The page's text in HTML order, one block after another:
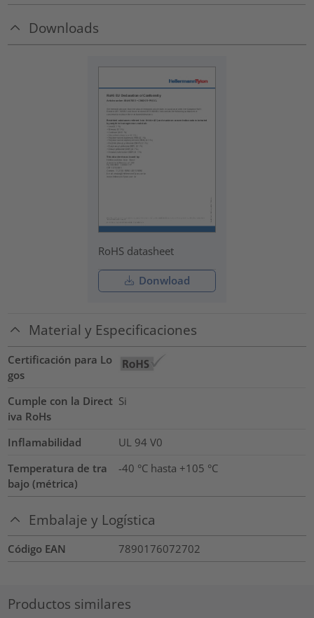
Downloads
RoHS datasheet
Donwload
Material y Especificaciones
Certificación para Lo
gos
Cumple con la Direct
iva RoHs
Si
Inflamabilidad
UL 94 V0
Temperatura de tra
bajo (métrica)
-40 °C hasta +105 °C
Embalaje y Logística
Código EAN 7890176072702
Productos similares